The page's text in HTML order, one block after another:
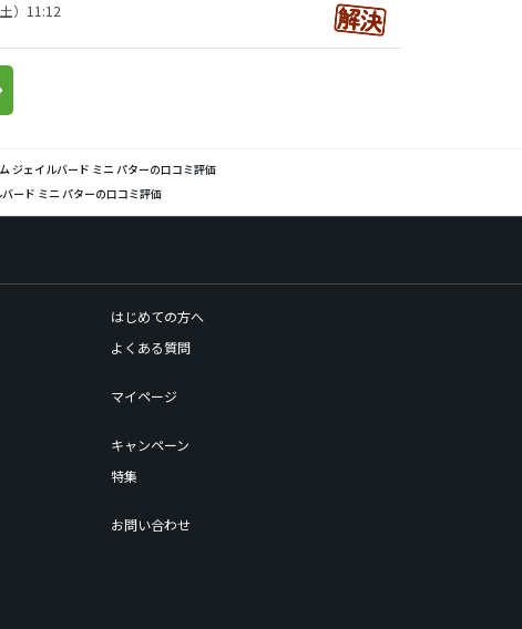
）11:12
ジェイルバード ミニ パターの口コミ評価
ード ミニ パターの口コミ評価
はじめての方へ
よくある質問
マイページ
キャンペーン
特集
お問い合わせ